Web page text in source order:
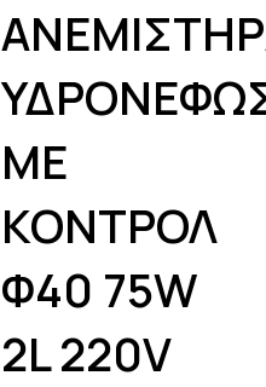
ΜΕ
ΚΟΝΤΡΟΛ
Φ40 75W
2L 220V